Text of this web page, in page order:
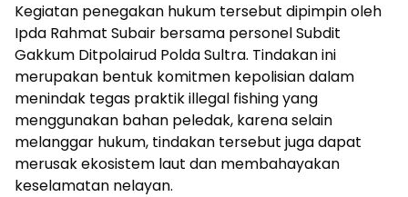
Kegiatan penegakan hukum tersebut dipimpin oleh
Ipda Rahmat Subair bersama personel Subdit
Gakkum Ditpolairud Polda Sultra. Tindakan ini
merupakan bentuk komitmen kepolisian dalam
menindak tegas praktik illegal fishing yang
menggunakan bahan peledak, karena selain
melanggar hukum, tindakan tersebut juga dapat
merusak ekosistem laut dan membahayakan
keselamatan nelayan.